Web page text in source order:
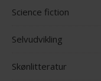
Science fiction
Selvudvikling
Skønlitteratur